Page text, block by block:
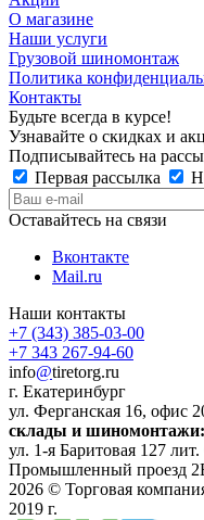
О магазине
Наши услуги
Грузовой шиномонтаж
Политика
Контакты
Будьте всегда в курсе!
Узнавайте о скидках и
Подписывайтесь на
Первая рассылка
Оставайтесь на связи
Вконтакте
Mail.ru
Наши контакты
+7 (343) 385-03-00
+7 343 267-94-60
info@tiretorg.ru
г. Екатеринбург
ул. Ферганская 16, офис
склады и шиномонтажи:
ул. 1-я Баритовая 127
Промышленный проезд
2026 © Торговая
2019 г.